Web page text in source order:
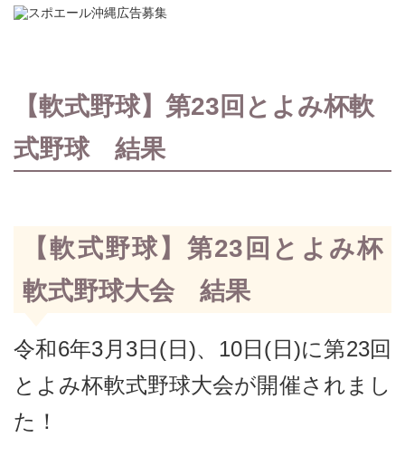
【軟式野球】第23回とよみ杯軟
式野球 結果
【軟式野球】第23回とよみ杯
軟式野球大会 結果
令和6年3月3日(日)、10日(日)に第23回
とよみ杯軟式野球大会が開催されまし
た！